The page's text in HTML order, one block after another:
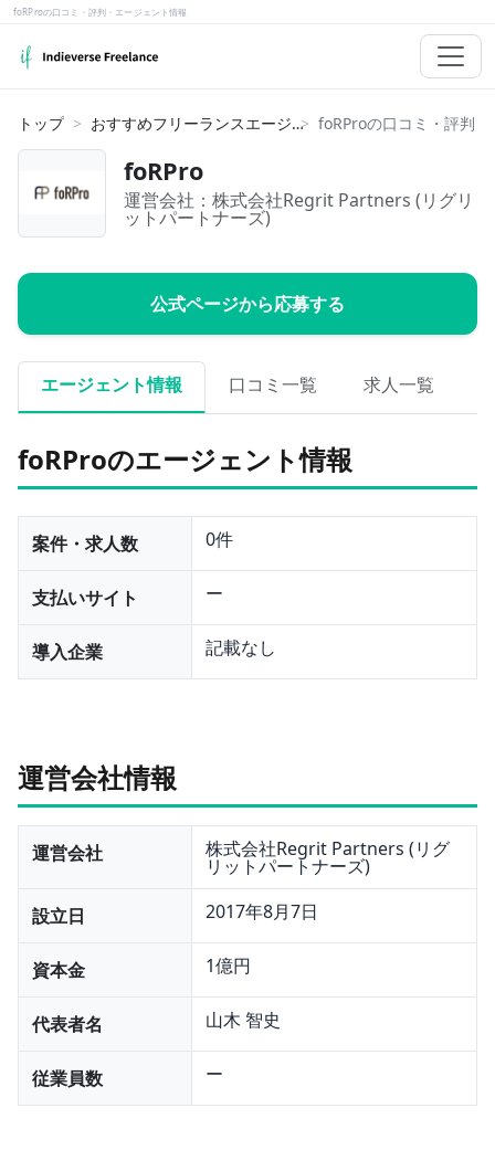
foRProの口コミ・評判・エージェント情報
トップ おすすめフリーランスエージェント
foRPro
運営会社： 株式会社Regrit Partners (リグリ
ットパートナーズ)
公式ページから応募する
エージェント情報 口コミ一覧 求人一覧
foRProのエージェント情報
案件・求人数 0件
支払いサイト ー
導入企業 記載なし
運営会社情報
運営会社 株式会社Regrit Partners (リグ
リットパートナーズ)
設立日 2017年8月7日
資本金 1億円
代表者名 山木 智史
従業員数 ー